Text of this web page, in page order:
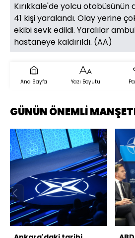
Kırıkkale'de yolcu otobüsünün
41 kişi yaralandı. Olay yerine
ekibi sevk edildi. Yaralılar
hastaneye kaldırıldı. (AA)
Ana Sayfa Yazı Boyutu
GÜNÜN ÖNEMLİ